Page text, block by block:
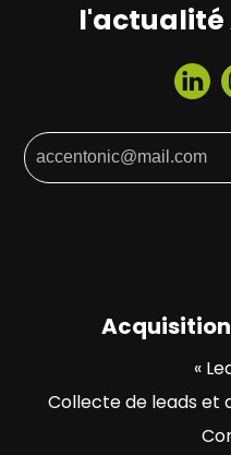
l'actualité
«
Collecte de leads et